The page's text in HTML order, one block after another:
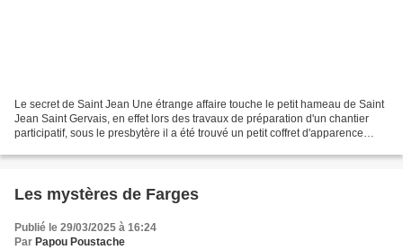
Le secret de Saint Jean Une étrange affaire touche le petit hameau de Saint
Jean Saint Gervais, en effet lors des travaux de préparation d'un chantier
participatif, sous le presbytère il a été trouvé un petit coffret d'apparence
Les mystères de Farges
Publié le 29/03/2025 à 16:24
Par Papou Poustache